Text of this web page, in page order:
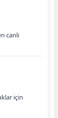
canlı
için